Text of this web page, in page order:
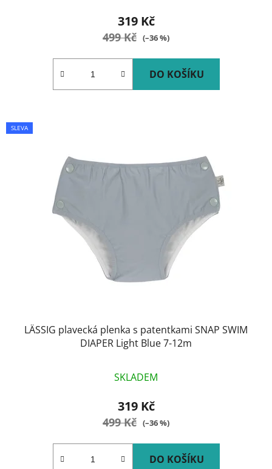
319 Kč
499 Kč (–36 %)
DO KOŠÍKU
SLEVA
LÄSSIG plavecká plenka s patentkami SNAP SWIM
DIAPER Light Blue 7-12m
SKLADEM
319 Kč
499 Kč (–36 %)
DO KOŠÍKU